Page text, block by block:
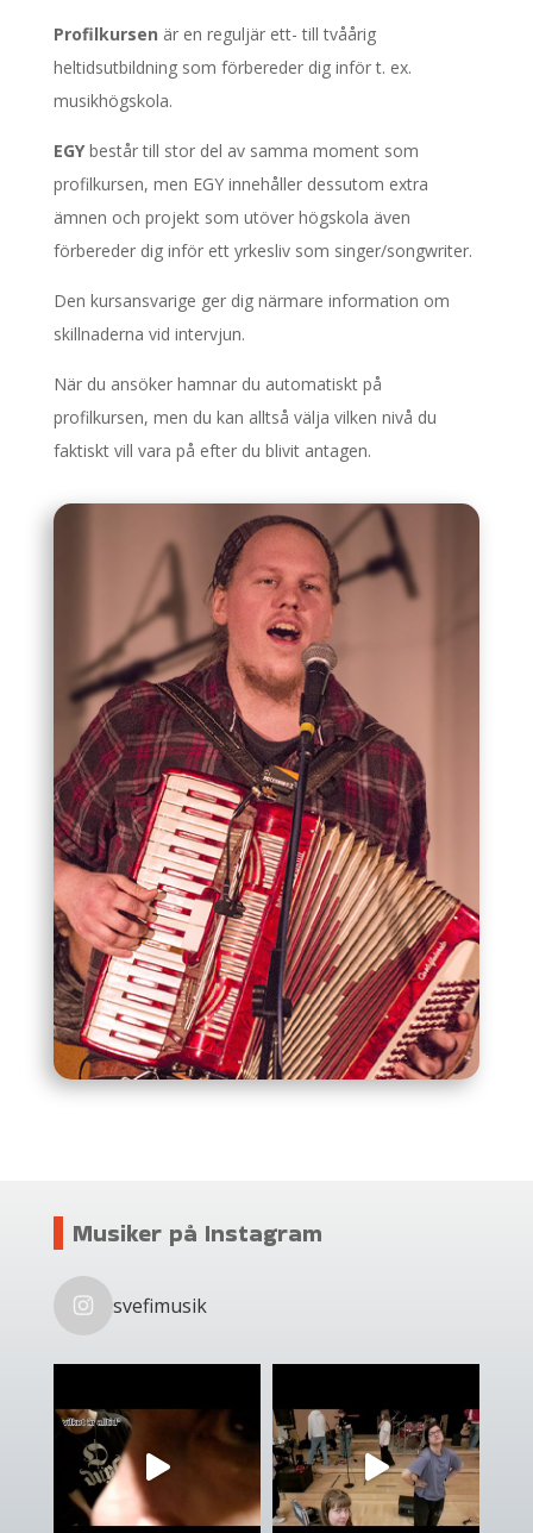
Profilkursen är en reguljär ett- till tvåårig
heltidsutbildning som förbereder dig inför t. ex.
musikhögskola.
EGYbestår till stor del av samma moment som
profilkursen, men EGY innehåller dessutom extra
ämnen och projekt som utöver högskola även
förbereder dig inför ett yrkesliv som singer/songwriter.
Den kursansvarige ger dig närmare information om
skillnaderna vid intervjun.
När du ansöker hamnar du automatiskt på
profilkursen, men du kan alltså välja vilken nivå du
faktiskt vill vara på efter du blivit antagen.
Musiker på Instagram
svefimusik